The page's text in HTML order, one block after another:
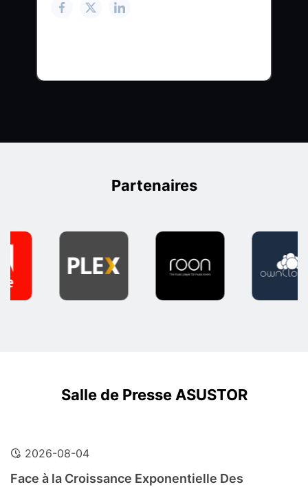
Partenaires
Salle de Presse ASUSTOR
2026-08-04
Face à la Croissance Exponentielle Des